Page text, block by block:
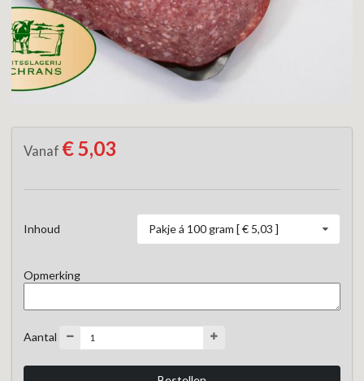
Vanaf € 5,03
Inhoud Pakje á 100 gram [ € 5,03 ]
Opmerking
Aantal